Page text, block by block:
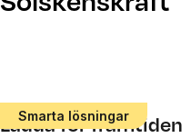
Smarta lösningar
Ladda för framtiden